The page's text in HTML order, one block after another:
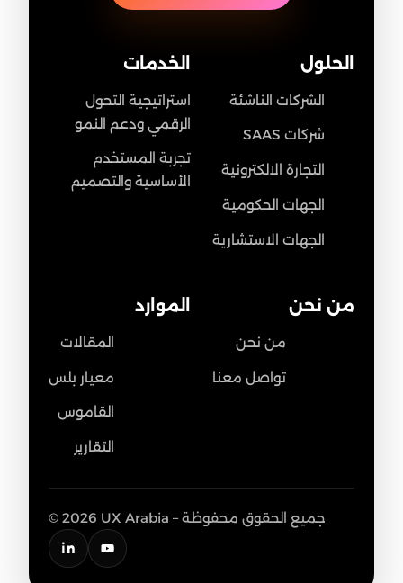
الخدمات
استراتيجية التحول
الرقمي ودعم النمو
تجربة المستخدم
الأساسية والتصميم
الحلول
الشركات الناشئة
شركات SAAS
التجارة الالكترونية
الجهات الحكومية
الجهات الاستشارية
الموارد
المقالات
معيار بلس
القاموس
التقارير
من نحن
من نحن
تواصل معنا
© 2026 UX Arabia – جميع الحقوق محفوظة